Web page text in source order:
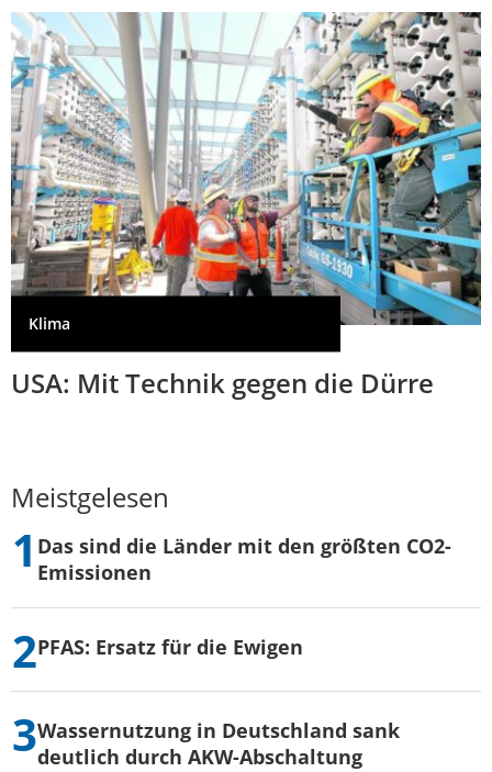
Klima
USA: Mit Technik gegen die Dürre
Meistgelesen
Das sind die Länder mit den größten CO2-
Emissionen
PFAS: Ersatz für die Ewigen
Wassernutzung in Deutschland sank
deutlich durch AKW-Abschaltung